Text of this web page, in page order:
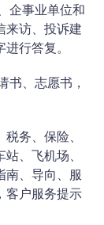
企事业单位和
来访、投诉建
行答复。
书、志愿书，
务、保险、
、飞机场、
南、导向、服
客户服务提示